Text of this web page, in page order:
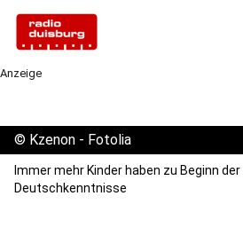
Anzeige
© Kzenon - Fotolia
Immer mehr Kinder haben zu Beginn
Deutschkenntnisse